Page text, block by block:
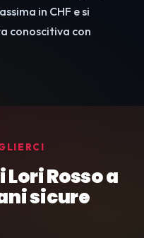
in CHF e si
conoscitiva con
Rosso a
sicure